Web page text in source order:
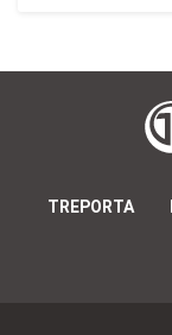
TREPORTA